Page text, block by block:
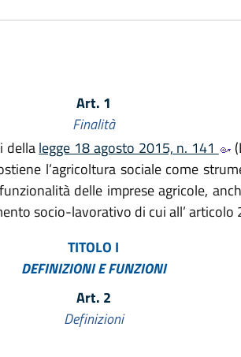
Art. 1
Finalità
dellalegge 18 agosto 2015, n. 141
l’agricoltura sociale come
delle imprese agricole,
socio-lavorativo di cui all’ articolo
TITOLO I
DEFINIZIONI E FUNZIONI
Art. 2
Definizioni